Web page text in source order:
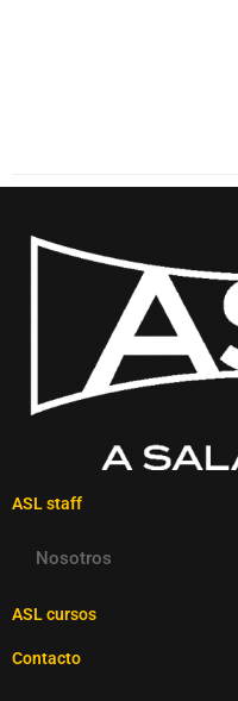
ASL staff
Nosotros
ASL cursos
Contacto